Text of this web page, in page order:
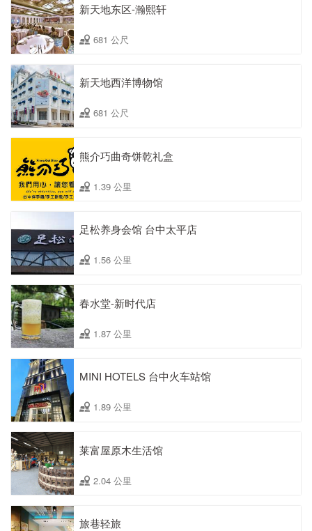
新天地东区-瀚熙轩
681 公尺
新天地西洋博物馆
681 公尺
熊介巧曲奇饼乾礼盒
1.39 公里
足松养身会馆 台中太平店
1.56 公里
春水堂-新时代店
1.87 公里
MINI HOTELS 台中火车站馆
1.89 公里
莱富屋原木生活馆
2.04 公里
旅巷轻旅